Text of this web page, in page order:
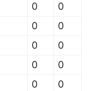
0
0
0
0
0
0
0
0
0
0